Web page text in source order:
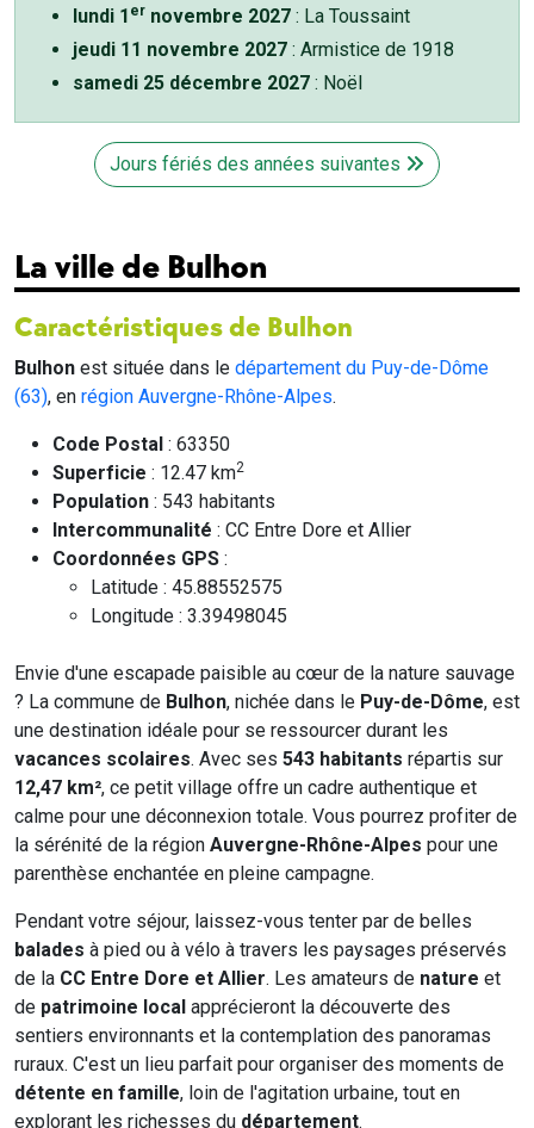
lundi 1 er novembre 2027 : La Toussaint
jeudi 11 novembre 2027 : Armistice de 1918
samedi 25 décembre 2027 : Noël
Jours fériés des années suivantes
La ville de Bulhon
Caractéristiques de Bulhon
Bulhon est située dans le département du Puy-de-Dôme
(63), en région Auvergne-Rhône-Alpes.
Code Postal : 63350
Superficie : 12.47 km2
Population : 543 habitants
Intercommunalité : CC Entre Dore et Allier
Coordonnées GPS :
Latitude : 45.88552575
Longitude : 3.39498045
Envie d'une escapade paisible au cœur de la nature sauvage
? La commune de Bulhon, nichée dans le Puy-de-Dôme, est
une destination idéale pour se ressourcer durant les
vacances scolaires. Avec ses 543 habitants répartis sur
12,47 km², ce petit village offre un cadre authentique et
calme pour une déconnexion totale. Vous pourrez profiter de
la sérénité de la région Auvergne-Rhône-Alpes pour une
parenthèse enchantée en pleine campagne.
Pendant votre séjour, laissez-vous tenter par de belles
balades à pied ou à vélo à travers les paysages préservés
de la CC Entre Dore et Allier. Les amateurs de nature et
de patrimoine local apprécieront la découverte des
sentiers environnants et la contemplation des panoramas
ruraux. C'est un lieu parfait pour organiser des moments de
détente en famille, loin de l'agitation urbaine, tout en
explorant les richesses du département.